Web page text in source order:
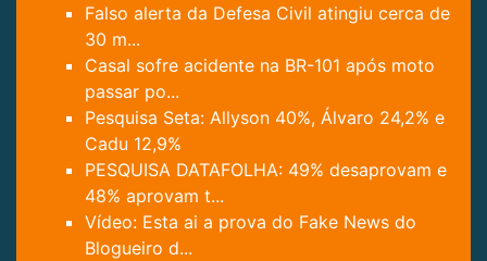
Falso alerta da Defesa Civil atingiu cerca de
30 m...
Casal sofre acidente na BR-101 após moto
passar po...
Pesquisa Seta: Allyson 40%, Álvaro 24,2% e
Cadu 12,9%
PESQUISA DATAFOLHA: 49% desaprovam e
48% aprovam t...
Vídeo: Esta ai a prova do Fake News do
Blogueiro d...